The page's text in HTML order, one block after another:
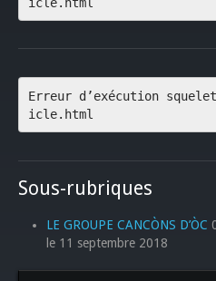
Erreur d’exécution
icle.html
Sous-rubriques
LE GROUPE CANCÒNS D’ÒC
le 11 septembre 2018